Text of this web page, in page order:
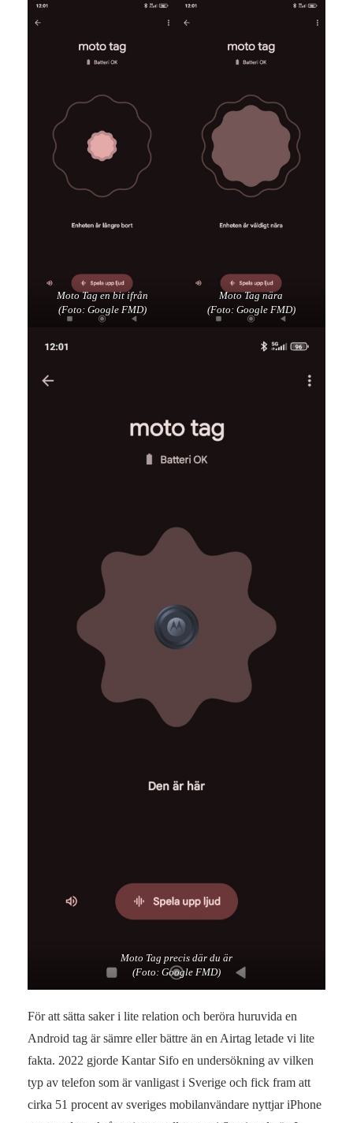
Moto Tag en bit ifrån
(Foto: Google FMD)
Moto Tag nära
(Foto: Google FMD)
Moto Tag precis där du är
(Foto: Google FMD)
För att sätta saker i lite relation och beröra huruvida en
Android tag är sämre eller bättre än en Airtag letade vi lite
fakta. 2022 gjorde Kantar Sifo en undersökning av vilken
typ av telefon som är vanligast i Sverige och fick fram att
cirka 51 procent av sveriges mobilanvändare nyttjar iPhone